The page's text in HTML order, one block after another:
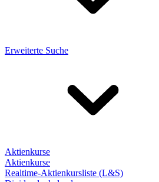
Erweiterte Suche
Aktienkurse
Aktienkurse
Realtime-Aktienkursliste (L&S)